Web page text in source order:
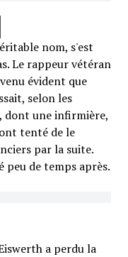
nom, s'est
Le rappeur vétéran
évident que
selon les
dont une infirmière,
tenté de le
par la suite.
peu de temps après.
a perdu la